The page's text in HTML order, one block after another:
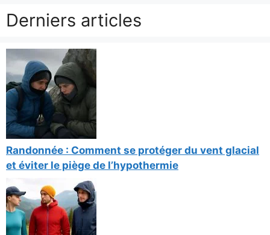
Derniers articles
Randonnée : Comment se protéger du vent glacial
et éviter le piège de l’hypothermie